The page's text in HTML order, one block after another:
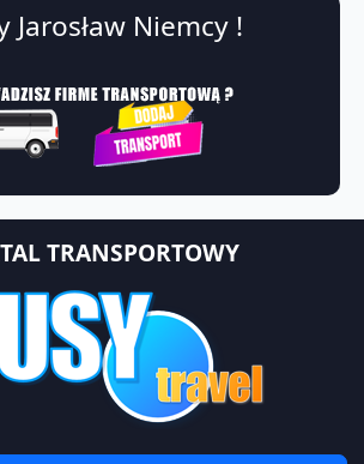
Jarosław Niemcy !
TRANSPORTOWY